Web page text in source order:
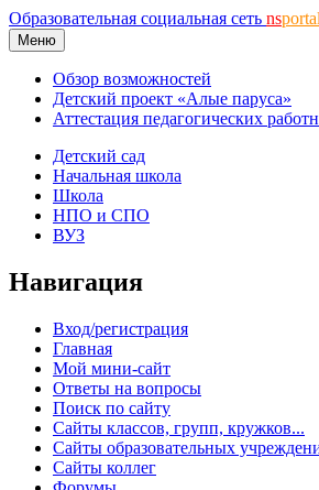
Образовательная социальная сеть ns
Меню
Обзор возможностей
Детский проект «Алые паруса»
Аттестация педагогических
Детский сад
Начальная школа
Школа
НПО и СПО
ВУЗ
Навигация
Вход/регистрация
Главная
Мой мини-сайт
Ответы на вопросы
Поиск по сайту
Сайты классов, групп, кружков...
Сайты образовательных
Сайты коллег